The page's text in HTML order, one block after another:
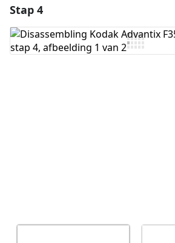
Voeg opmerking toe
Stap 4